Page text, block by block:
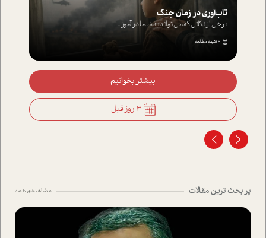
من جدا شدم حالا چه هستم یک نیمه یا هویتی
همیشه وصل بودن شیرین است، همیشه دیدن ماش...
پر بحث ترین مقالات مشاهده ی همه